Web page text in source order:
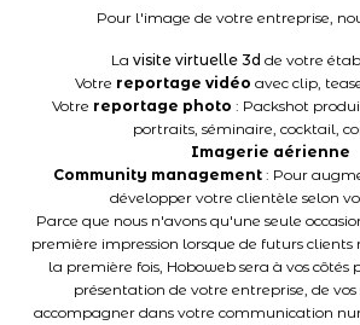
Pour l'image de votre entreprise,
La visite virtuelle 3d de votre
Votre reportage vidéo avec clip,
Votre reportage photo : Packshot
portraits, séminaire, cocktail,
Imagerie aérienne
Community management: Pour
développer votre clientèle selon
Parce que nous n'avons qu'une seule
première impression lorsque de futurs
la première fois, Hoboweb sera à vos côtés
présentation de votre entreprise, de vos
accompagner dans votre communication